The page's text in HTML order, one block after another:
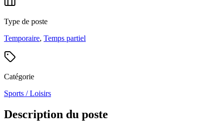
Type de poste
Temporaire, Temps partiel
Catégorie
Sports / Loisirs
Description du poste